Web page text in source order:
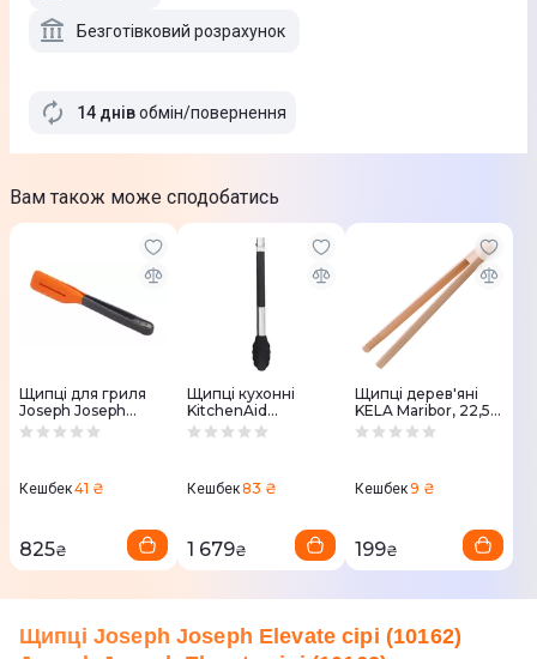
Безготівковий розрахунок
14 днівобмін/повернення
Вам також може сподобатись
Щипці для гриля
Joseph Joseph
Turner Tongs
Кешбек41 ₴
825₴
Щипці кухонні
KitchenAid
Universal, 30,9 см,
Кешбек83 ₴
1 679₴
Щипці дерев'яні
KELA Maribor, 22,5
см (23349)
Кешбек9 ₴
199₴
Щипці Joseph Joseph Elevate сірі (10162)